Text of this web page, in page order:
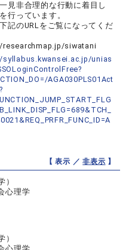
見非合理的な行動に着目し
行っています。
記のURLをご覧になってくだ
researchmap.jp/siwatani
syllabus.kwansei.ac.jp/unias
AGA030PLS01Act
【 表示 ／非表示 】
）
心理学
）